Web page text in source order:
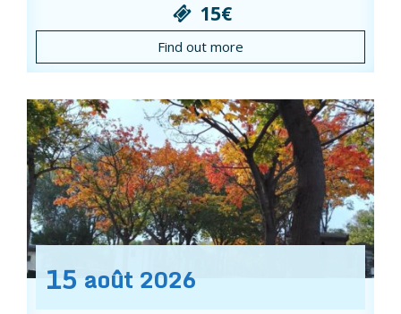
15€
Find out more
15 août 2026